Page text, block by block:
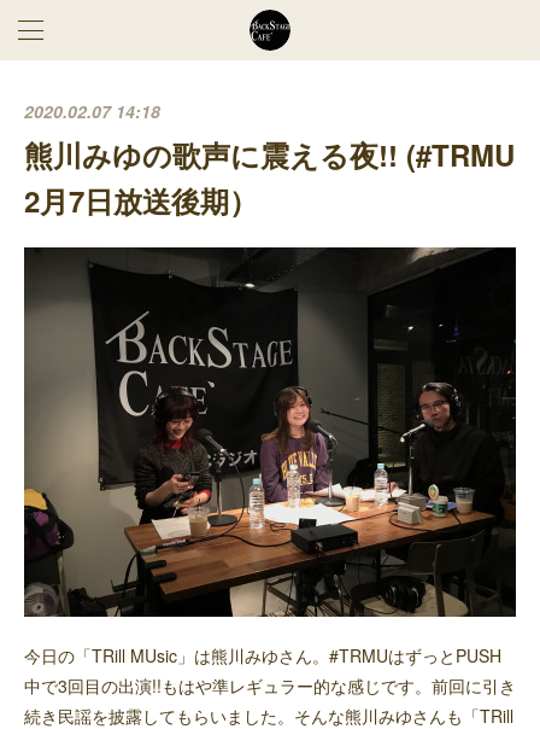
2020.02.07 14:18
熊川みゆの歌声に震える夜!! (#TRMU
2月7日放送後期）
今日の「TRill MUsic」は熊川みゆさん。#TRMUはずっとPUSH
中で3回目の出演!!もはや準レギュラー的な感じです。前回に引き
続き民謡を披露してもらいました。そんな熊川みゆさんも「TRill